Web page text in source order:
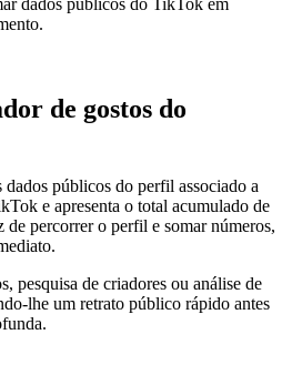
dados públicos do TikTok em
de gostos do
públicos do perfil associado a
e apresenta o total acumulado de
de percorrer o perfil e somar números,
pesquisa de criadores ou análise de
lhe um retrato público rápido antes